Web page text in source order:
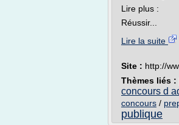
Lire plus :
Réussir...
Lire la suite
Site : http://
Thèmes liés :
concours d
concours /
publique